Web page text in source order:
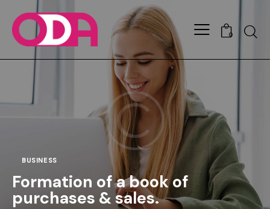
0
BUSINESS
Formation of a book of
purchases & sales.